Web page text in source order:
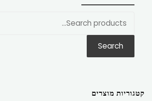
Search
קטגוריות מוצרים